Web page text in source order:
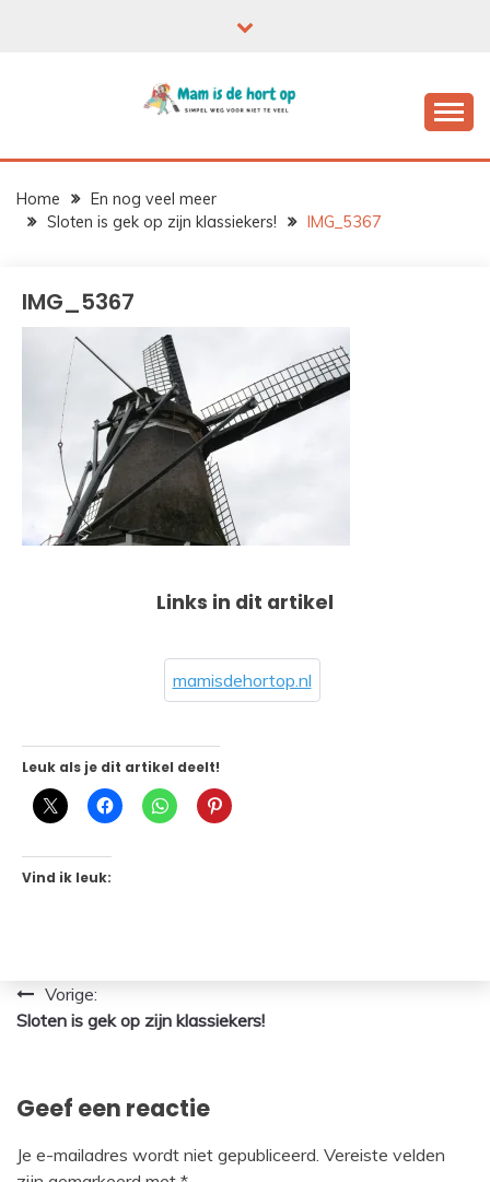
Home
En nog veel meer
Sloten is gek op zijn klassiekers!
IMG_5367
IMG_5367
Links in dit artikel
mamisdehortop.nl
Leuk als je dit artikel deelt!
Vind ik leuk:
Bericht
navigatie
Vorige:
Sloten is gek op zijn klassiekers!
Geef een reactie
Je e-mailadres wordt niet gepubliceerd. Vereiste velden